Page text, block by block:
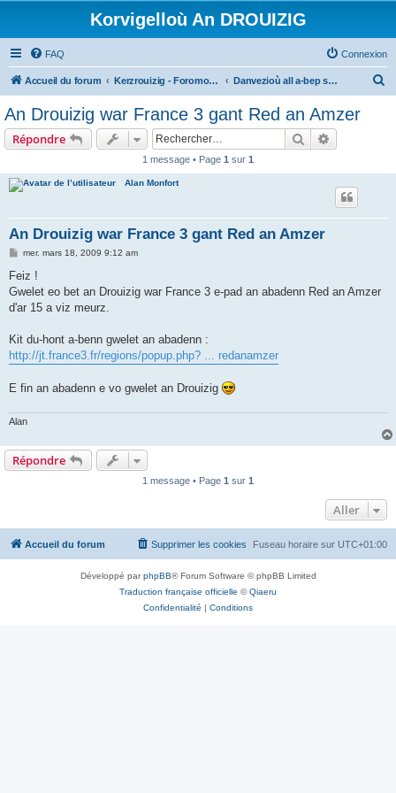
Korvigelloù An DROUIZIG
FAQ Connexion
Accueil du forum Kerzrouizig - Foromoù An Drouizig Danvezioù all a-bep seurt
An Drouizig war France 3 gant Red an Amzer
Répondre Rechercher
1 message • Page 1 sur 1
Alan Monfort
An Drouizig war France 3 gant Red an Amzer
M
s
a
g
mer. mars 18, 2009 9:12 am
Feiz !
Gwelet eo bet an Drouizig war France 3 e-pad an abadenn Red an Amzer
d'ar 15 a viz meurz.
Kit du-hont a-benn gwelet an abadenn :
http://jt.france3.fr/regions/popup.php? ... redanamzer
E fin an abadenn e vo gwelet an Drouizig
Alan
Répondre
1 message • Page 1 sur 1
Aller
Accueil du forum Fuseau horaire sur UTC+01:00
Supprimer les cookies
Développé parphpBB® Forum Software © phpBB Limited
Traduction française officielle ©Qiaeru
Confidentialité | Conditions